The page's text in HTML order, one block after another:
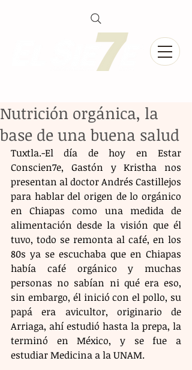
Nutrición orgánica, la
base de una buena salud
Tuxtla.-El día de hoy en Estar
Conscien7e, Gastón y Kristha nos
presentan al doctor Andrés Castillejos
para hablar del origen de lo orgánico
en Chiapas como una medida de
alimentación desde la visión que él
tuvo, todo se remonta al café, en los
80s ya se escuchaba que en Chiapas
había café orgánico y muchas
personas no sabían ni qué era eso,
sin embargo, él inició con el pollo, su
papá era avicultor, originario de
Arriaga, ahí estudió hasta la prepa, la
terminó en México, y se fue a
estudiar Medicina a la UNAM.